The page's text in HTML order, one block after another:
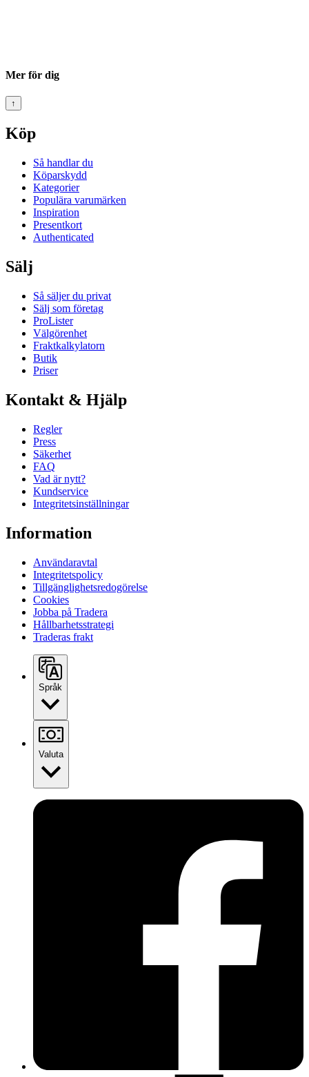
Mer för dig
↑
Köp
Så handlar du
Köparskydd
Kategorier
Populära varumärken
Inspiration
Presentkort
Authenticated
Sälj
Så säljer du privat
Sälj som företag
ProLister
Välgörenhet
Fraktkalkylatorn
Butik
Priser
Kontakt & Hjälp
Regler
Press
Säkerhet
FAQ
Vad är nytt?
Kundservice
Integritetsinställningar
Information
Användaravtal
Integritetspolicy
Tillgänglighetsredogörelse
Cookies
Jobba på Tradera
Hållbarhetsstrategi
Traderas frakt
Språk
Valuta